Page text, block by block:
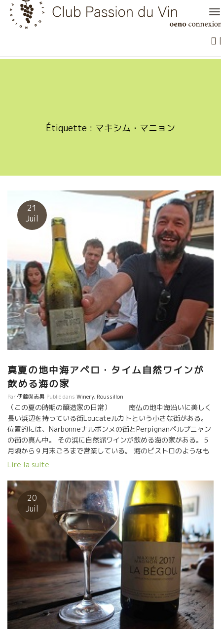
Skip
content
Étiquette : マキシム・マニョン
21
Juil
真夏の地中海アペロ・タイム自然ワインが
飲める海の家
Par伊藤與志男 Publié dans Winery, Roussillon
（この夏の時期の醸造家の日常） 南仏の地中海沿いに美しく
長い浜辺を持っている街Loucateルカトという小さな街がある。
位置的には、Narbonneナルボンヌの街とPerpignanペルプニャン
の街の真ん中。 その浜に自然派ワインが飲める海の家がある。５
月頃から９月末ごろまで営業している。 海のビストロのようなも
の。Poulpeプルプ、タコの意。 砂浜に建てた海の家。前面に地中
今夜、３社の醸造家ファミリーがやって来た。 Corbieresコ
ルビエールのMaxime Magnonマキシム・マニョン Limouxリムー
のHautes Terres オート・テール醸造のGilles Azamジルアザム
RoussionのLa tour de FranceのRouge Gorgesルージュ・ゴルジ
ュ醸造のシリルと子供達 Parisのワイン愛好家、イタリアン・レス
トランの夫妻。 この季節は、南仏の醸造家達は太陽が昇る朝５時
過ぎから午後１３時ごろまで働く。 午後は暑過ぎて畑には出れな
い。夕方チョット日差しが弱くなったころ小一時間ほど働ける。
夜は、時々近所の気心のあった醸造家同士でアペリティフを楽し
む。お互いの畑の情報交換などしながら楽しむ大切な時間。 2018
年は春から６月末まで続いた雨で湿気がありベト病など色んな病
気が発生している。 例年より倍の畑仕事が必要な年になってい
る。 7月に入って晴天が続いているので、乾燥してきて何とか助
かっている、とのこと。 近隣の醸造家が何をやっているか、実に
Lire la suite
20
Juil